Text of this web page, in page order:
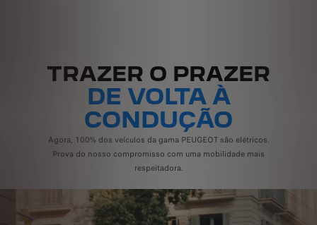
TRAZER O PRAZER
DE VOLTA À
CONDUÇÃO
Agora, 100% dos veículos da gama PEUGEOT são elétricos.
Prova do nosso compromisso com uma mobilidade mais
respeitadora.